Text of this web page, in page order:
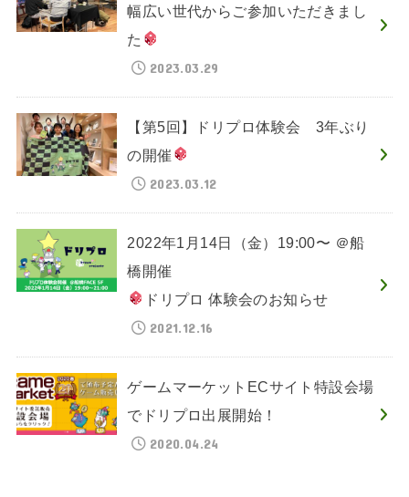
幅広い世代からご参加いただきまし
た
2023.03.29
【第5回】ドリプロ体験会 3年ぶり
の開催
2023.03.12
2022年1月14日（金）19:00〜 ＠船
橋開催
ドリプロ 体験会のお知らせ
2021.12.16
ゲームマーケットECサイト特設会場
でドリプロ出展開始！
2020.04.24